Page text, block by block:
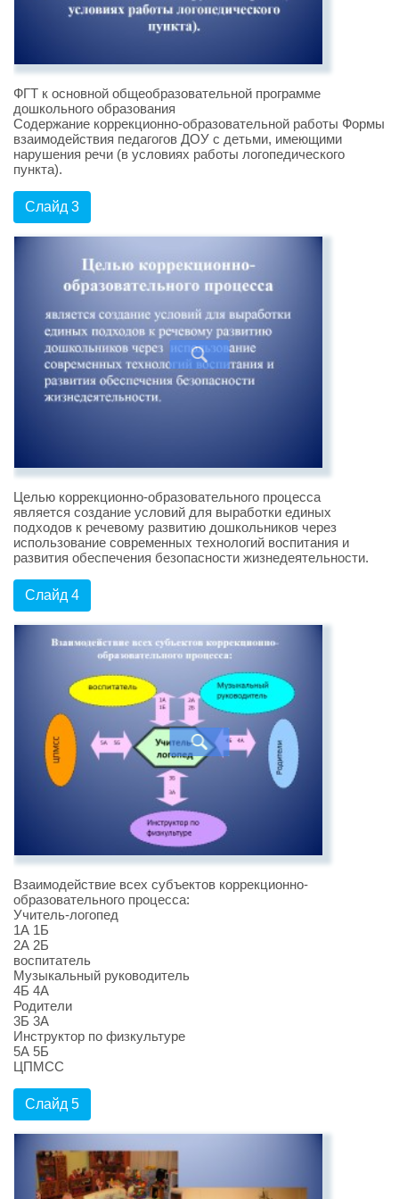
ФГТ к основной общеобразовательной программе
дошкольного образования
Содержание коррекционно-образовательной работы Формы
взаимодействия педагогов ДОУ с детьми, имеющими
нарушения речи (в условиях работы логопедического
пункта).
Слайд 3
Целью коррекционно-образовательного процесса
является создание условий для выработки единых
подходов к речевому развитию дошкольников через
использование современных технологий воспитания и
развития обеспечения безопасности жизнедеятельности.
Слайд 4
Взаимодействие всех субъектов коррекционно-
образовательного процесса:
Учитель-логопед
1А 1Б
2А 2Б
воспитатель
Музыкальный руководитель
4Б 4А
Родители
3Б 3А
Инструктор по физкультуре
5А 5Б
ЦПМСС
Слайд 5